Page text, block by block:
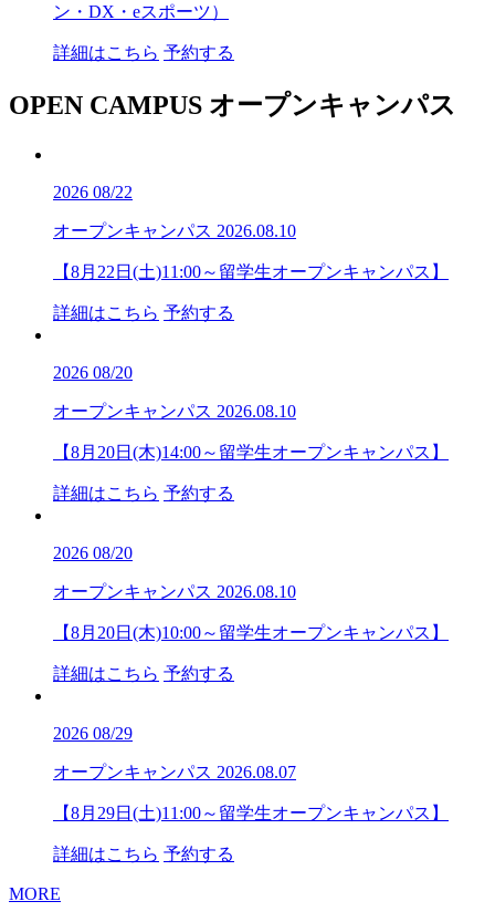
ン・DX・eスポーツ）
詳細はこちら 予約する
OPEN CAMPUS オープンキャンパス
2026 08/22
オープンキャンパス 2026.08.10
【8月22日(土)11:00～留学生オープンキャンパス】
詳細はこちら 予約する
2026 08/20
オープンキャンパス 2026.08.10
【8月20日(木)14:00～留学生オープンキャンパス】
詳細はこちら 予約する
2026 08/20
オープンキャンパス 2026.08.10
【8月20日(木)10:00～留学生オープンキャンパス】
詳細はこちら 予約する
2026 08/29
オープンキャンパス 2026.08.07
【8月29日(土)11:00～留学生オープンキャンパス】
詳細はこちら 予約する
MORE